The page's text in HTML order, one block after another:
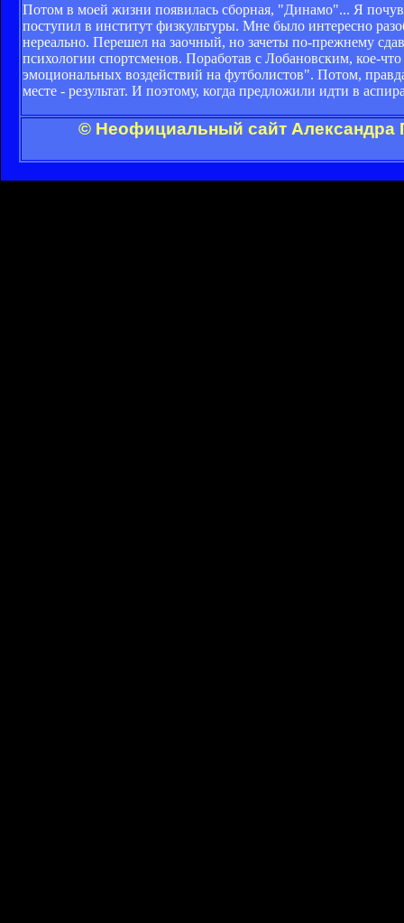
Потом в моей жизни появилась сборная, "Динамо"... Я
поступил в институт физкультуры. Мне было интересно
нереально. Перешел на заочный, но зачеты по-прежнему
психологии спортсменов. Поработав с Лобановским, кое-
эмоциональных воздействий на футболистов". Потом,
месте - результат. И поэтому, когда предложили идти в
© Неофициальный сайт Александра